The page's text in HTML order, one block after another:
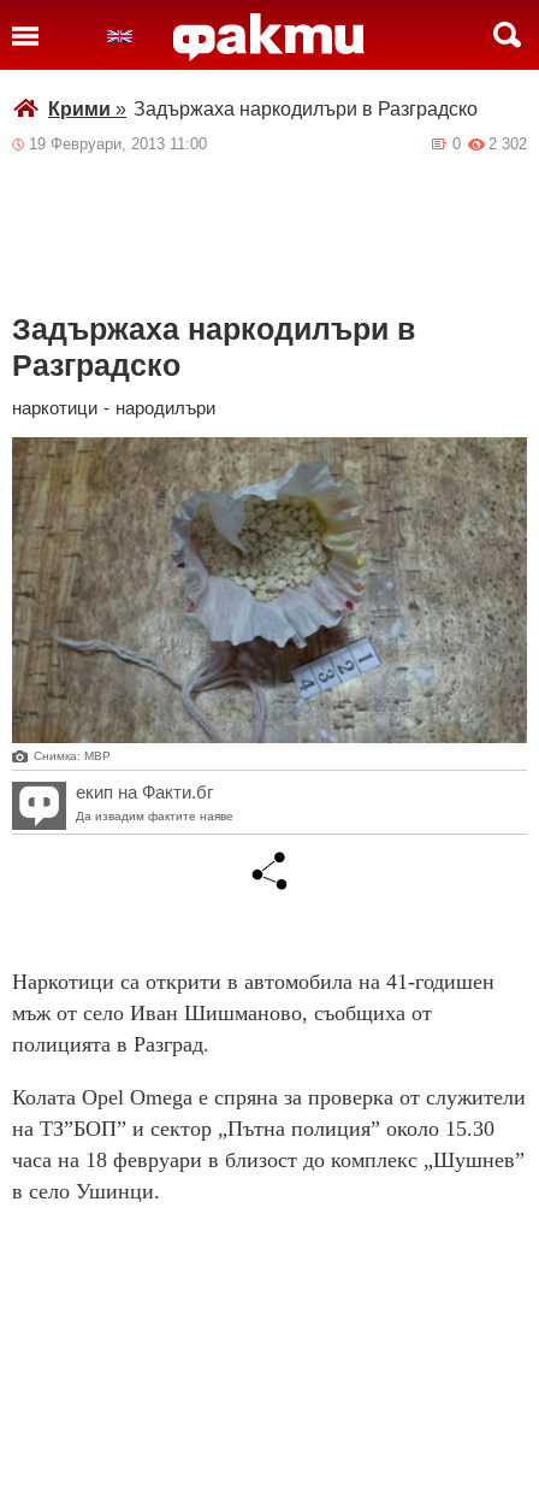
Крими » Задържаха наркодилъри в Разградско
19 Февруари, 2013 11:00 2 302
0
Задържаха наркодилъри в
Разградско
наркотици - народилъри
Снимка: МВР
екип на Факти.бг
Да извадим фактите наяве
Наркотици са открити в автомобила на 41-годишен
мъж от село Иван Шишманово, съобщиха от
полицията в Разград.
Колата Opel Omega е спряна за проверка от служители
на ТЗ”БОП” и сектор „Пътна полиция” около 15.30
часа на 18 февруари в близост до комплекс „Шушнев”
в село Ушинци.